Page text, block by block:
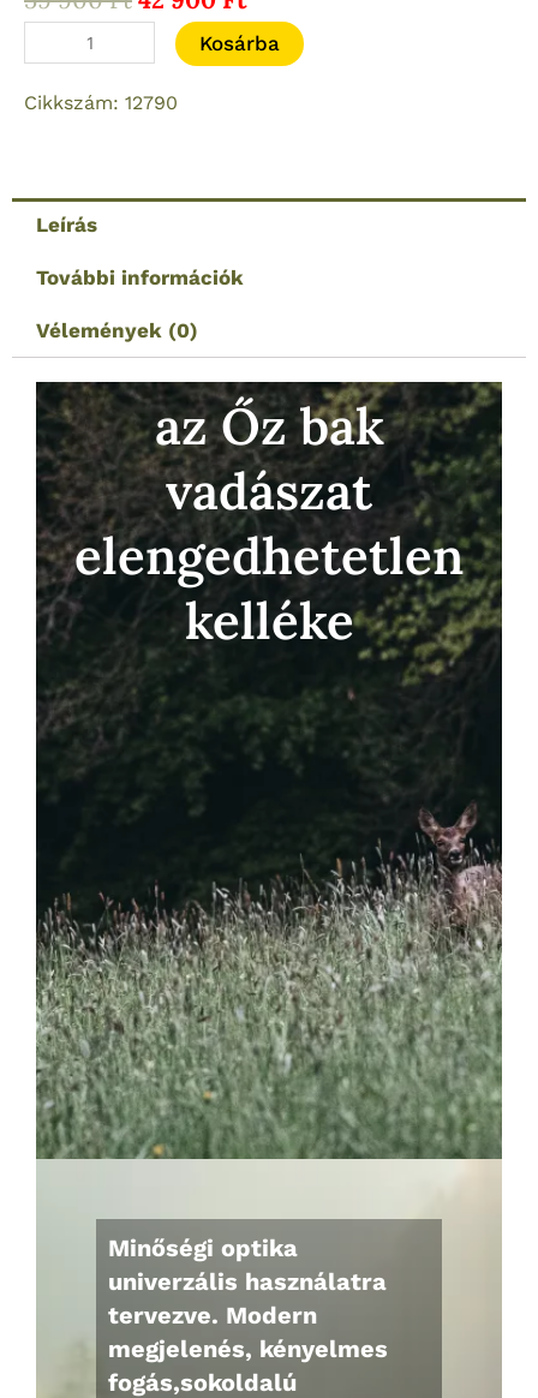
price
was:
59
price
is:
8X42
GA
Kosárba
Cikkszám: 12790
Leírás
További információk
Vélemények (0)
az Őz bak
vadászat
elengedhetetlen
kelléke
Minőségi optika
univerzális használatra
tervezve. Modern
megjelenés, kényelmes
fogás,sokoldalú